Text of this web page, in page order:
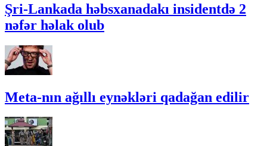
Şri-Lankada həbsxanadakı insidentdə 2
nəfər həlak olub
Meta-nın ağıllı eynəkləri qadağan edilir